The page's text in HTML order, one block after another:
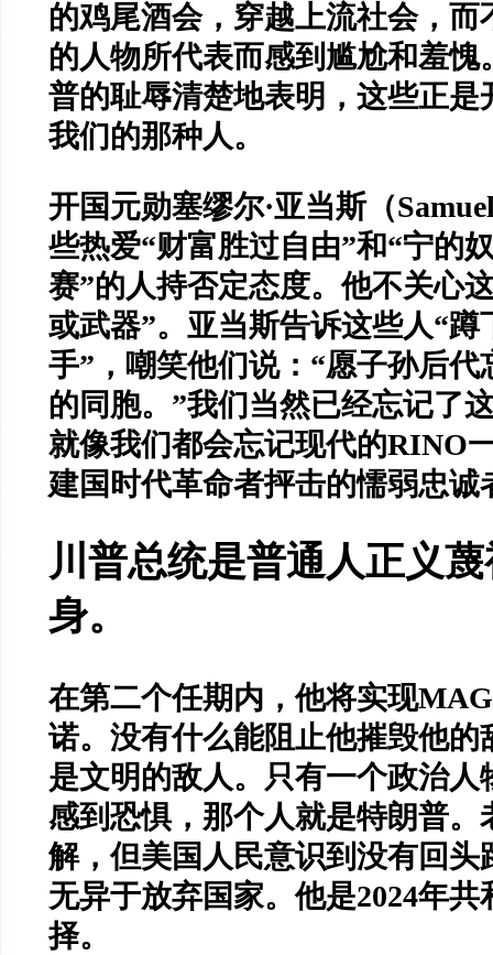
的鸡尾酒会，穿越上流社会，而
的人物所代表而感到尴尬和羞愧
普的耻辱清楚地表明，这些正是
我们的那种人。
开国元勋塞缪尔·亚当斯（
些热爱“财富胜过自由”和“宁的
赛”的人持否定态度。他不关心
或武器”。亚当斯告诉这些人“蹲
手” ，嘲笑他们说： “愿子孙后代
的同胞。 ”我们当然已经忘记了
就像我们都会忘记现代的RINO
建国时代革命者抨击的懦弱忠诚
川普总统是普通人正义
身。
在第二个任期内，他将实现
诺。没有什么能阻止他摧毁他的
是文明的敌人。只有一个政治人
感到恐惧，那个人就是特朗普。
解，但美国人民意识到没有回头
无异于放弃国家。他是2024年共
择。